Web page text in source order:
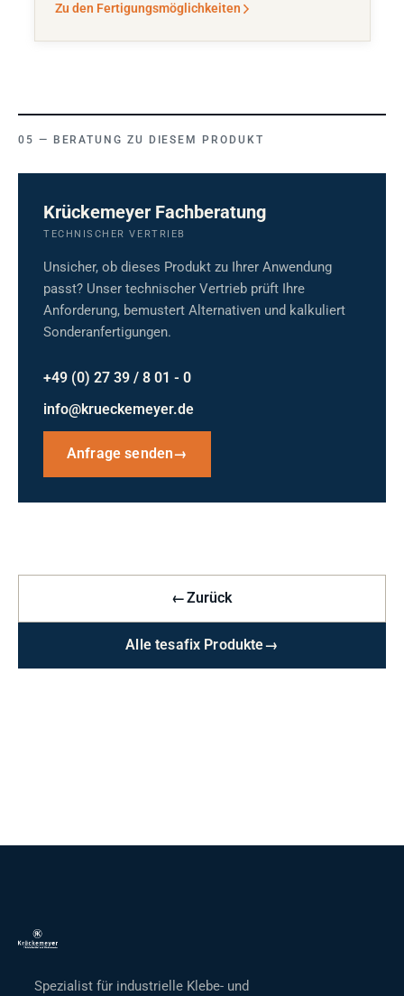
Zu den Fertigungsmöglichkeiten
BERATUNG ZU DIESEM PRODUKT
Krückemeyer Fachberatung
TECHNISCHER VERTRIEB
Unsicher, ob dieses Produkt zu Ihrer Anwendung
passt? Unser technischer Vertrieb prüft Ihre
Anforderung, bemustert Alternativen und kalkuliert
Sonderanfertigungen.
+49 (0) 27 39 / 8 01 - 0
info@krueckemeyer.de
Anfrage senden→
←Zurück
Alle tesafix Produkte→
Spezialist für industrielle Klebe- und